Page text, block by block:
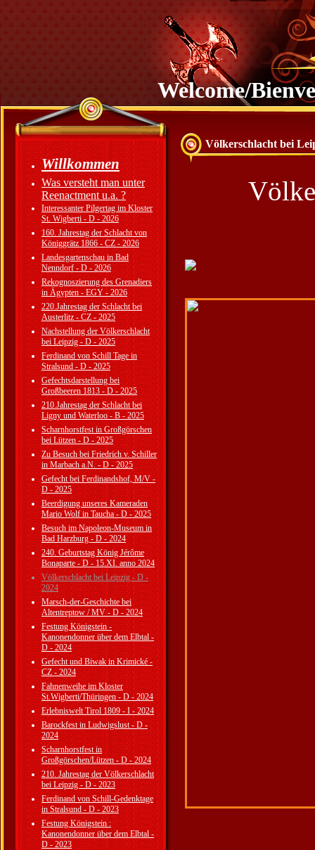
Welcome/
Willkommen
Was versteht man unter
Reenactment u.a. ?
Interessanter Pilgertag im Kloster
St. Wigberti - D - 2026
160. Jahrestag der Schlacht von
Königgrätz 1866 - CZ - 2026
Landesgartenschau in Bad
Nenndorf - D - 2026
Rekognoszierung des Grenadiers
in Ägypten - EGY - 2026
220.Jahrestag der Schlacht bei
Austerlitz - CZ - 2025
Nachstellung der Völkerschlacht
bei Leipzig - D - 2025
Ferdinand von Schill Tage in
Stralsund - D - 2025
Gefechtsdarstellung bei
Großbeeren 1813 - D - 2025
210.Jahrestag der Schlacht bei
Ligny und Waterloo - B - 2025
Scharnhorstfest in Großgörschen
bei Lützen - D - 2025
Zu Besuch bei Friedrich v. Schiller
in Marbach a.N. - D - 2025
Gefecht bei Ferdinandshof, M/V -
D - 2025
Beerdigung unseres Kameraden
Mario Wolf in Taucha - D - 2025
Besuch im Napoleon-Museum in
Bad Harzburg - D - 2024
240. Geburtstag König Jérôme
Bonaparte - D - 15.XI. anno 2024
Völkerschlacht bei Leipzig - D -
2024
Marsch-der-Geschichte bei
Altentreptow / MV - D - 2024
Festung Königstein -
Kanonendonner über dem Elbtal -
D - 2024
Gefecht und Biwak in Krimické -
CZ - 2024
Fahnenweihe im Kloster
St.Wigberti/Thüringen - D - 2024
Erlebniswelt Tirol 1809 - I - 2024
Barockfest in Ludwigslust - D -
2024
Scharnhorstfest in
Großgörschen/Lützen - D - 2024
210. Jahrestag der Völkerschlacht
bei Leipzig - D - 2023
Ferdinand von Schill-Gedenktage
in Stralsund - D - 2023
Festung Königstein :
Kanonendonner über dem Elbtal -
D - 2023
Völkerschlacht bei